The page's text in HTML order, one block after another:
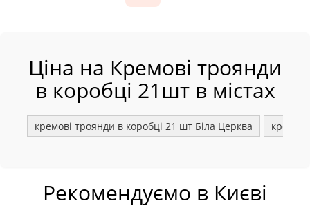
Ціна на Кремові троянди
в коробці 21шт в містах
кремові троянди в коробці 21 шт Біла Церква
Рекомендуємо в Києві